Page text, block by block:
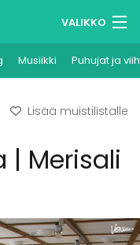
VALIKKO
Musiikki Puhujat ja
Lisää muistilistalle
| Merisali